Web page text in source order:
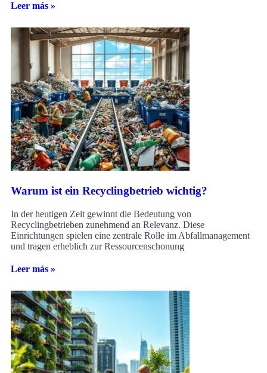
Leer más »
Warum ist ein Recyclingbetrieb wichtig?
In der heutigen Zeit gewinnt die Bedeutung von
Recyclingbetrieben zunehmend an Relevanz. Diese
Einrichtungen spielen eine zentrale Rolle im Abfallmanagement
und tragen erheblich zur Ressourcenschonung
Leer más »